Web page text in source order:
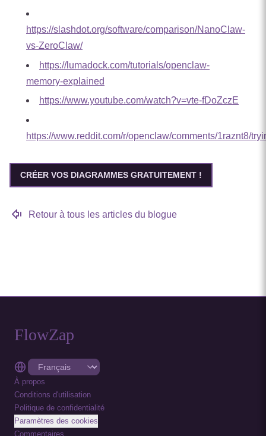
https://slashdot.org/software/comparison/NanoClaw-
vs-ZeroClaw/
https://lumadock.com/tutorials/openclaw-
memory-explained
https://www.youtube.com/watch?v=vte-fDoZczE
https://www.reddit.com/r/openclaw/comments/1raznt8/
CRÉER VOS DIAGRAMMES GRATUITEMENT !
Retour à tous les articles du blogue
FlowZap
À propos
Conditions d'utilisation
Politique de confidentialité
Paramètres des cookies
Commentaires